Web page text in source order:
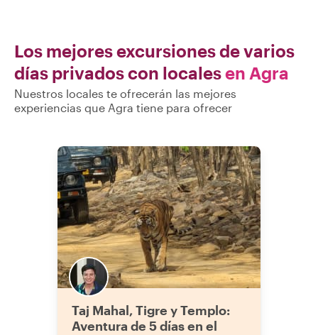
Los mejores excursiones de varios
días privados con localesen Agra
Nuestros locales te ofrecerán las mejores
experiencias que Agra tiene para ofrecer
Taj Mahal, Tigre y Templo:
Aventura de 5 días en el